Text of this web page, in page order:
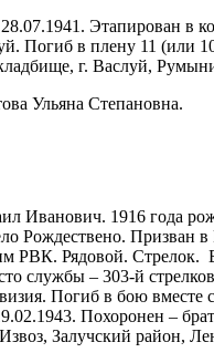
Этапирован в
Погиб в плену 11 (или
г. Васлуй,
Ульяна Степановна.
Иванович. 1916 года
Рождествено. Призван
РВК. Рядовой. Стрелок.
службы – 303-й
Погиб в бою
Похоронен –
Залучский район,